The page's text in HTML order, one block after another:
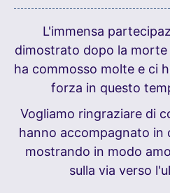
L'immensa
dimostrato dopo la
ha commosso molte e ci
forza in questo
Vogliamo ringraziare di
hanno accompagnato in
mostrando in modo
sulla via verso